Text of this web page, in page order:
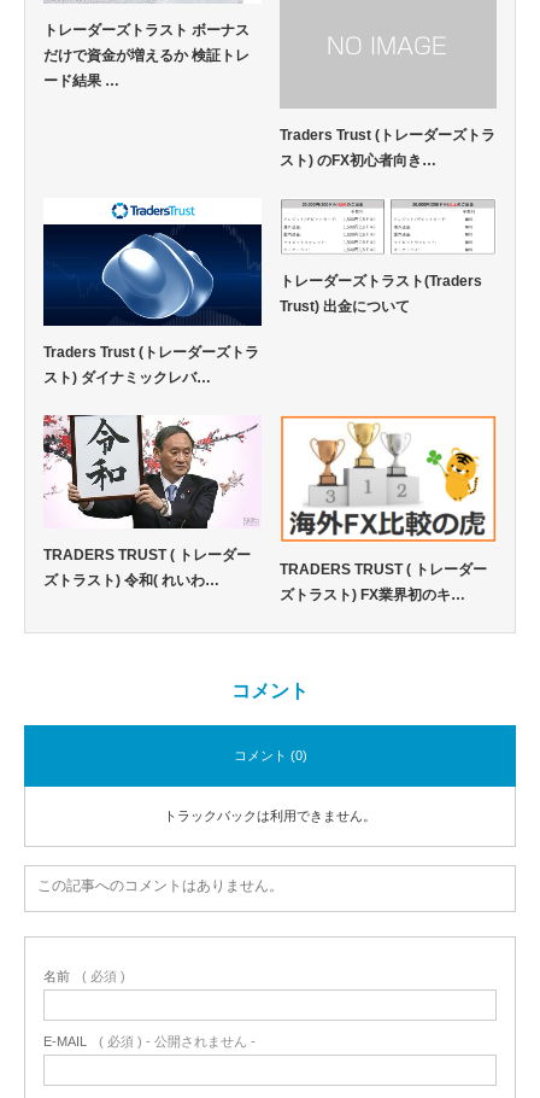
トレーダーズトラスト ボーナス
だけで資金が増えるか 検証トレ
ード結果 …
Traders Trust (トレーダーズトラ
スト) のFX初心者向き…
Traders Trust (トレーダーズトラ
スト) ダイナミックレバ…
トレーダーズトラスト(Traders
Trust) 出金について
TRADERS TRUST ( トレーダー
ズトラスト) 令和( れいわ…
TRADERS TRUST ( トレーダー
ズトラスト) FX業界初のキ…
コメント
コメント (0)
トラックバックは利用できません。
この記事へのコメントはありません。
名前 ( 必須 )
E-MAIL ( 必須 ) - 公開されません -